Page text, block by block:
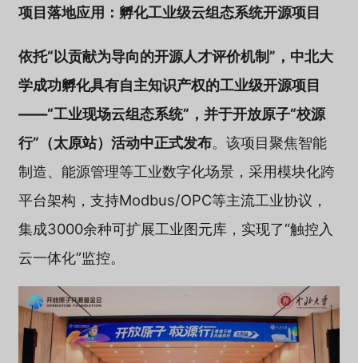
项目落地应用：孵化工业级云组态系统开源项目
依托“以贡献为导向的开源人才评价机制”，中北大
学成功孵化具有自主知识产权的工业级开源项目
——“工业现场云组态系统”，并于开放原子“校源
行”（太原站）活动中正式发布。该项目聚焦智能
制造、能源管理等工业数字化场景，采用模块化跨
平台架构，支持Modbus/OPC等主流工业协议，
集成3000余种可扩展工业图元库，实现了“触控入
云一体化”监控。